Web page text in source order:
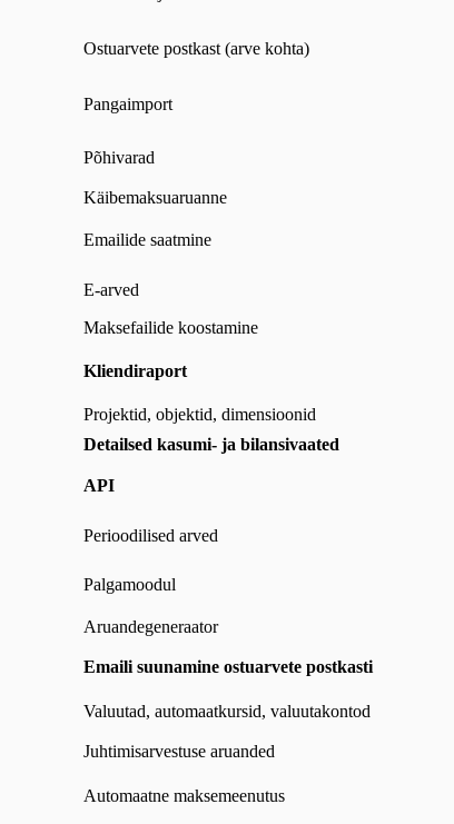
Ostuarvete postkast (arve kohta)
Pangaimport
Põhivarad
Käibemaksuaruanne
Emailide saatmine
E-arved
Maksefailide koostamine
Kliendiraport
Projektid, objektid, dimensioonid
Detailsed kasumi- ja bilansivaated
API
Perioodilised arved
Palgamoodul
Aruandegeneraator
Emaili suunamine ostuarvete postkasti
Valuutad, automaatkursid, valuutakontod
Juhtimisarvestuse aruanded
Automaatne maksemeenutus